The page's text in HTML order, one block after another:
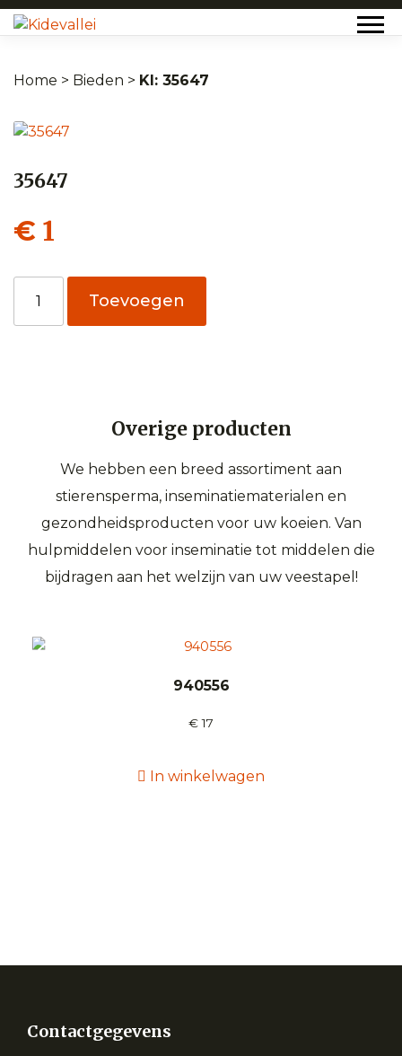
Home > Bieden > 35647
35647
€ 1
aantal
Toevoegen
Overige producten
We hebben een breed assortiment aan
stierensperma, inseminatiematerialen en
gezondheidsproducten voor uw koeien. Van
hulpmiddelen voor inseminatie tot middelen die
bijdragen aan het welzijn van uw veestapel!
940556
€17
In winkelwagen
Contactgegevens